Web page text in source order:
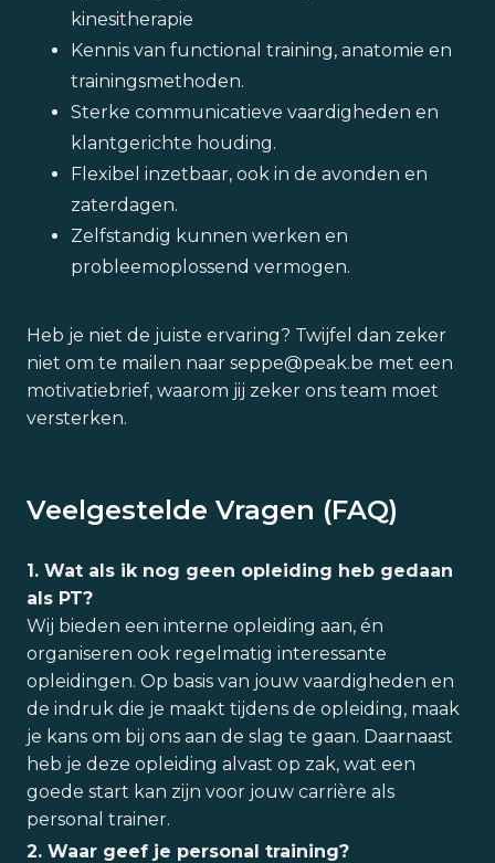
kinesitherapie
Kennis van functional training, anatomie en
trainingsmethoden.
Sterke communicatieve vaardigheden en
klantgerichte houding.
Flexibel inzetbaar, ook in de avonden en
zaterdagen.
Zelfstandig kunnen werken en
probleemoplossend vermogen.
Heb je niet de juiste ervaring? Twijfel dan zeker
niet om te mailen naar seppe@peak.be met een
motivatiebrief, waarom jij zeker ons team moet
versterken.
Veelgestelde Vragen (FAQ)
1. Wat als ik nog geen opleiding heb gedaan
als PT?
Wij bieden een interne opleiding aan, én
organiseren ook regelmatig interessante
opleidingen. Op basis van jouw vaardigheden en
de indruk die je maakt tijdens de opleiding, maak
je kans om bij ons aan de slag te gaan. Daarnaast
heb je deze opleiding alvast op zak, wat een
goede start kan zijn voor jouw carrière als
personal trainer.
2. Waar geef je personal training?